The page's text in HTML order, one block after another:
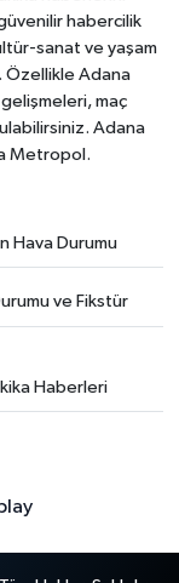
güvenilir habercilik
sanat ve yaşam
Özellikle Adana
maç
Adana
Metropol.
Hava Durumu
ve Fikstür
Haberleri